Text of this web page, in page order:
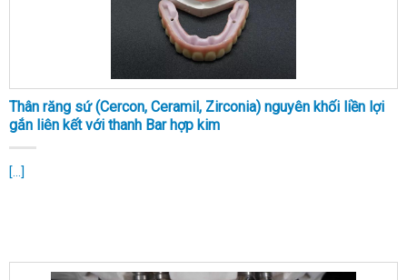
Thân răng sứ (Cercon, Ceramil, Zirconia) nguyên khối liền lợi
gắn liên kết với thanh Bar hợp kim
[...]